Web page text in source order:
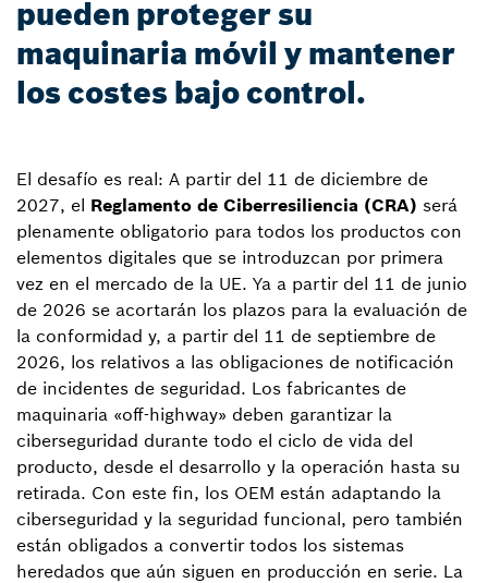
pueden proteger su
maquinaria móvil y mantener
los costes bajo control.
El desafío es real: A partir del 11 de diciembre de
2027, el Reglamento de Ciberresiliencia (CRA) será
plenamente obligatorio para todos los productos con
elementos digitales que se introduzcan por primera
vez en el mercado de la UE. Ya a partir del 11 de junio
de 2026 se acortarán los plazos para la evaluación de
la conformidad y, a partir del 11 de septiembre de
2026, los relativos a las obligaciones de notificación
de incidentes de seguridad. Los fabricantes de
maquinaria «off-highway» deben garantizar la
ciberseguridad durante todo el ciclo de vida del
producto, desde el desarrollo y la operación hasta su
retirada. Con este fin, los OEM están adaptando la
ciberseguridad y la seguridad funcional, pero también
están obligados a convertir todos los sistemas
heredados que aún siguen en producción en serie. La